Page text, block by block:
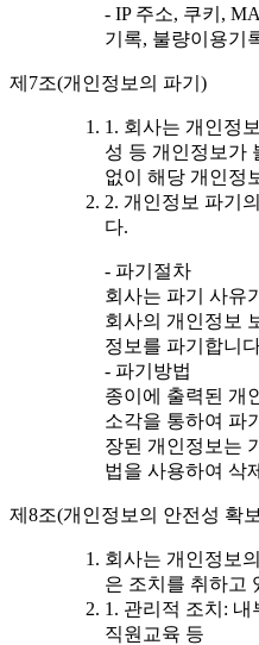
- IP 주소, 쿠키,
기록, 불량이용기
제7조(개인정보의 파기)
1. 회사는 개인정
성 등 개인정보가
없이 해당 개인정
2. 개인정보 파기
다.
- 파기절차
회사는 파기 사유
회사의 개인정보
정보를 파기합니
- 파기방법
종이에 출력된 개
소각을 통하여 파
장된 개인정보는
법을 사용하여 삭
제8조(개인정보의 안전성 확
회사는 개인정보
은 조치를 취하고
1. 관리적 조치:
직원교육 등